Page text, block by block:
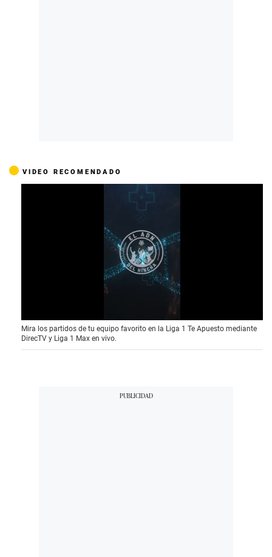
VIDEO RECOMENDADO
0
o
f
3
Mira los partidos de tu equipo favorito en la Liga 1 Te Apuesto mediante
DirecTV y Liga 1 Max en vivo.